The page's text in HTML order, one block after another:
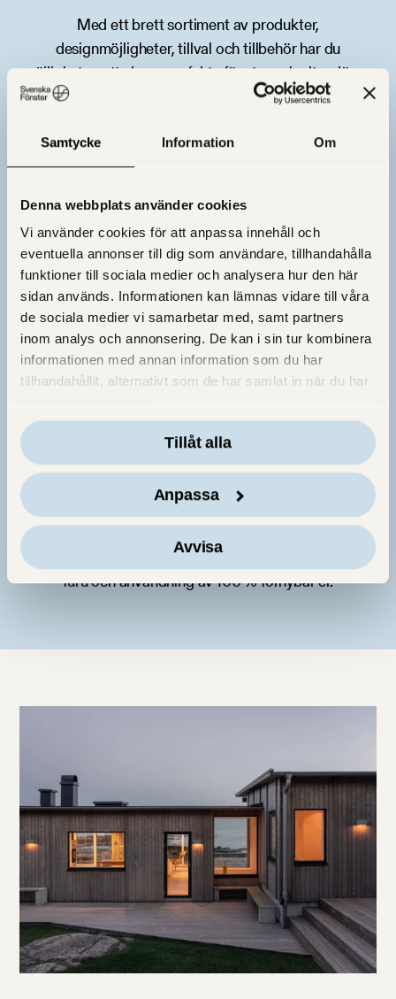
Samtycke Information Om
Denna webbplats använder cookies
Vi använder cookies för att anpassa innehåll och
eventuella annonser till dig som användare, tillhandahålla
funktioner till sociala medier och analysera hur den här
sidan används. Informationen kan lämnas vidare till våra
de sociala medier vi samarbetar med, samt partners
inom analys och annonsering. De kan i sin tur kombinera
informationen med annan information som du har
tillhandahållit, alternativt som de har samlat in när du har
Tillåt alla
Anpassa
Avvisa
Med ett brett sortiment av produkter,
designmöjligheter, tillval och tillbehör har du
möjligheten att skapa perfekta fönster och altandörrar
Dedikerat miljöarbete
Med bland annat vattenburen impregnering, certifierad
furu och användning av 100 % förnybar el.